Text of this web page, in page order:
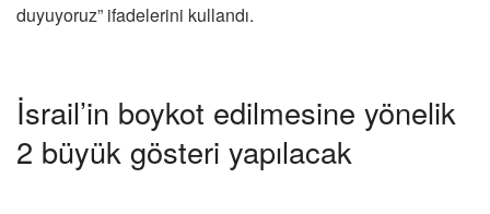
duyuyoruz” ifadelerini kullandı.
İsrail’in boykot edilmesine yönelik
2 büyük gösteri yapılacak